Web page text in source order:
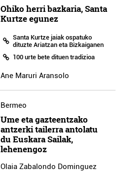
Ohiko herri bazkaria, Santa
Kurtze egunez
Santa Kurtze jaiak ospatuko
dituzte Ariatzan eta Bizkaiganen
100 urte bete dituen tradizioa
Ane Maruri Aransolo
Bermeo
Ume eta gazteentzako
antzerki tailerra antolatu
du Euskara Sailak,
lehenengoz
Olaia Zabalondo Dominguez